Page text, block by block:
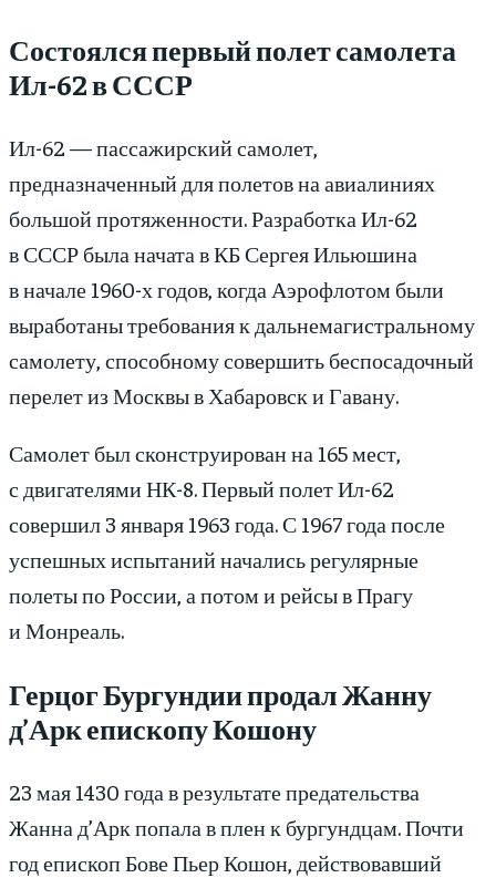
Состоялся первый полет самолета
Ил-62 в СССР
Ил-62 — пассажирский самолет,
предназначенный для полетов на авиалиниях
большой протяженности. Разработка Ил-62
в СССР была начата в КБ Сергея Ильюшина
в начале 1960-х годов, когда Аэрофлотом были
выработаны требования к дальнемагистральному
самолету, способному совершить беспосадочный
перелет из Москвы в Хабаровск и Гавану.
Самолет был сконструирован на 165 мест,
с двигателями НК-8. Первый полет Ил-62
совершил 3 января 1963 года. С 1967 года после
успешных испытаний начались регулярные
полеты по России, а потом и рейсы в Прагу
и Монреаль.
Герцог Бургундии продал Жанну
д’Арк епископу Кошону
23 мая 1430 года в результате предательства
Жанна д’Арк попала в плен к бургундцам. Почти
год епископ Бове Пьер Кошон, действовавший